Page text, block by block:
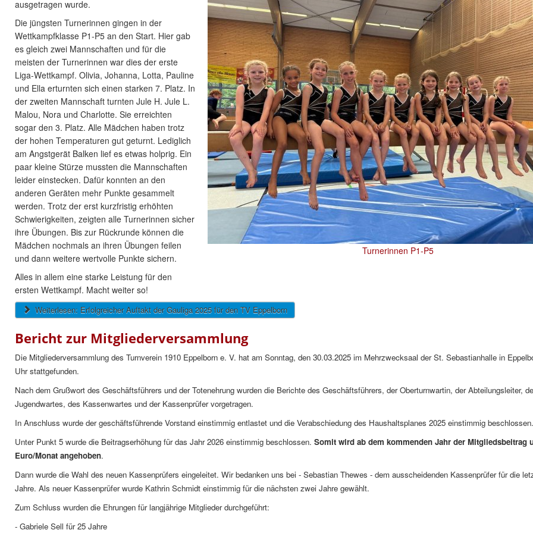
Turnerinnen P1-P5
ausgetragen wurde.
Die jüngsten Turnerinnen gingen in der
Wettkampfklasse P1-P5 an den Start. Hier gab
es gleich zwei Mannschaften und für die
meisten der Turnerinnen war dies der erste
Liga-Wettkampf. Olivia, Johanna, Lotta, Pauline
und Ella erturnten sich einen starken 7. Platz. In
der zweiten Mannschaft turnten Jule H. Jule L.
Malou, Nora und Charlotte. Sie erreichten
sogar den 3. Platz. Alle Mädchen haben trotz
der hohen Temperaturen gut geturnt. Lediglich
am Angstgerät Balken lief es etwas holprig. Ein
paar kleine Stürze mussten die Mannschaften
leider einstecken. Dafür konnten an den
anderen Geräten mehr Punkte gesammelt
werden. Trotz der erst kurzfristig erhöhten
Schwierigkeiten, zeigten alle Turnerinnen sicher
ihre Übungen. Bis zur Rückrunde können die
Mädchen nochmals an ihren Übungen feilen
und dann weitere wertvolle Punkte sichern.
Alles in allem eine starke Leistung für den
ersten Wettkampf. Macht weiter so!
Weiterlesen: Erfolgreicher Auftakt der Gauliga 2025 für den TV Eppelborn
Bericht zur Mitgliederversammlung
Die Mitgliederversammlung des Turnverein 1910 Eppelborn e. V. hat am Sonntag, den 30.03.2025 im Mehrzwecksaal der St. Sebastianhalle in
Uhr stattgefunden.
Nach dem Grußwort des Geschäftsführers und der Totenehrung wurden die Berichte des Geschäftsführers, der Oberturnwartin, der Abteilungsleiter,
Jugendwartes, des Kassenwartes und der Kassenprüfer vorgetragen.
In Anschluss wurde der geschäftsführende Vorstand einstimmig entlastet und die Verabschiedung des Haushaltsplanes 2025 einstimmig beschlossen.
Unter Punkt 5 wurde die Beitragserhöhung für das Jahr 2026 einstimmig beschlossen. Somit wird ab dem kommenden Jahr der Mitgliedsbeitrag
Euro/Monat angehoben.
Dann wurde die Wahl des neuen Kassenprüfers eingeleitet. Wir bedanken uns bei - Sebastian Thewes - dem ausscheidenden Kassenprüfer für die
Jahre. Als neuer Kassenprüfer wurde Kathrin Schmidt einstimmig für die nächsten zwei Jahre gewählt.
Zum Schluss wurden die Ehrungen für langjährige Mitglieder durchgeführt:
- Gabriele Sell für 25 Jahre